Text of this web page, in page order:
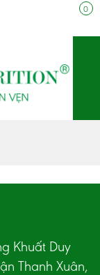
0
Khuất Duy
Thanh Xuân,